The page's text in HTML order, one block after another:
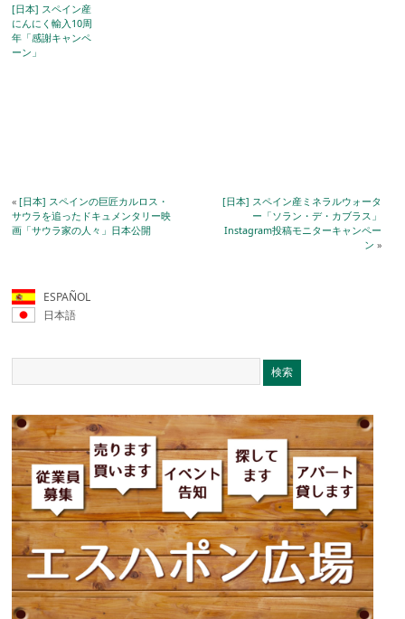
[日本] スペイン産
にんにく輸入10周
年「感謝キャンペ
ーン」
«[日本] スペインの巨匠カルロス・
サウラを追ったドキュメンタリー映
画「サウラ家の人々」日本公開
[日本] スペイン産ミネラルウォータ
ー「ソラン・デ・カブラス」
Instagram投稿モニターキャンペー
ン »
ESPAÑOL
日本語